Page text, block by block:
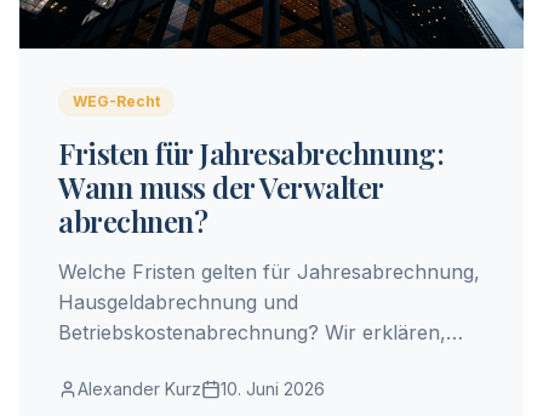
WEG-Recht
Fristen für Jahresabrechnung:
Wann muss der Verwalter
abrechnen?
Welche Fristen gelten für Jahresabrechnung,
Hausgeldabrechnung und
Betriebskostenabrechnung? Wir erklären,
was bei Verspätung passiert.
Alexander Kurz 10. Juni 2026